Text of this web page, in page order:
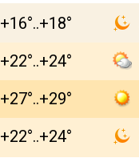
+16°..+18°
+22°..+24°
+27°..+29°
+22°..+24°